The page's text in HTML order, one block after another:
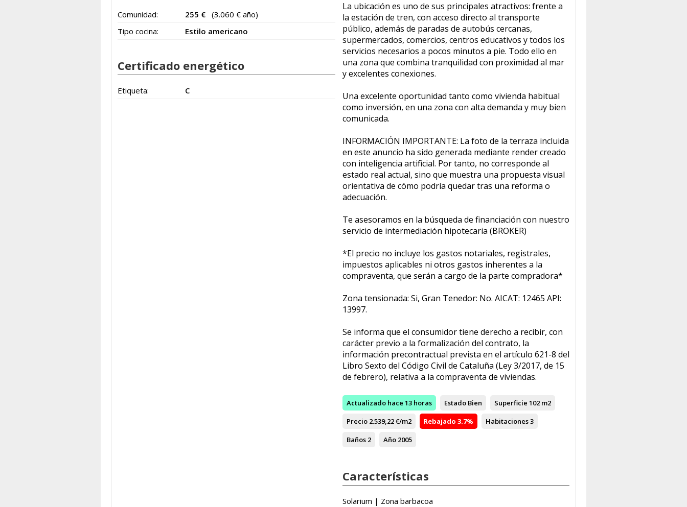
Comunidad: 255 € (3.060 € año)
Tipo cocina:
Estilo americano
Certificado energético
Etiqueta: C
La ubicación es uno de sus principales atractivos: frente a
la estación de tren, con acceso directo al transporte
público, además de paradas de autobús cercanas,
supermercados, comercios, centros educativos y todos los
servicios necesarios a pocos minutos a pie. Todo ello en
una zona que combina tranquilidad con proximidad al mar
y excelentes conexiones.
Una excelente oportunidad tanto como vivienda habitual
como inversión, en una zona con alta demanda y muy bien
comunicada.
INFORMACIÓN IMPORTANTE: La foto de la terraza incluida
en este anuncio ha sido generada mediante render creado
con inteligencia artificial. Por tanto, no corresponde al
estado real actual, sino que muestra una propuesta visual
orientativa de cómo podría quedar tras una reforma o
adecuación.
Te asesoramos en la búsqueda de financiación con nuestro
servicio de intermediación hipotecaria (BROKER)
*El precio no incluye los gastos notariales, registrales,
impuestos aplicables ni otros gastos inherentes a la
compraventa, que serán a cargo de la parte compradora*
Zona tensionada: Si, Gran Tenedor: No. AICAT: 12465 API:
13997.
Se informa que el consumidor tiene derecho a recibir, con
carácter previo a la formalización del contrato, la
información precontractual prevista en el artículo 621-8 del
Libro Sexto del Código Civil de Cataluña (Ley 3/2017, de 15
de febrero), relativa a la compraventa de viviendas.
Actualizado hace 13 horas Estado Bien Superficie 102 m2
Precio 2.539,22 €/m2 Rebajado 3.7% Habitaciones3
Baños 2 Año 2005
Características
Solarium | Zona barbacoa